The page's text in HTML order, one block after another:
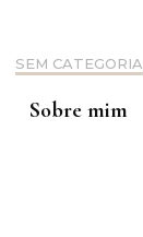
SEM CATEGORIA
Sobre mim